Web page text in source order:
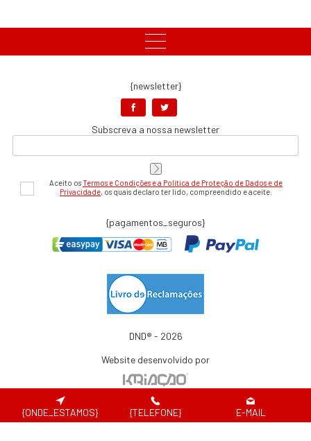
{newsletter}
Subscreva a nossa newsletter
Aceito osTermos e Condições e a Política de Proteção de Dados e de
Privacidade, os quais declaro ter lido, compreendido e aceite.
{pagamentos_seguros}
DND® - 2026
Website desenvolvido por
Em caso de litígio de consumo, o consumir pode recorrer à seguinte entidade de
{ONDE_ESTAMOS} {TELEFONE} E-MAIL